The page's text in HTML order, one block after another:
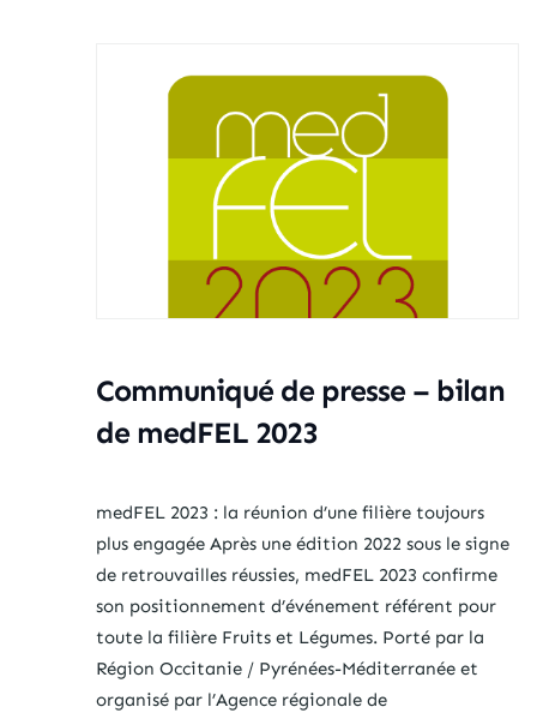
Communiqué de presse – bilan
de medFEL 2023
medFEL 2023 : la réunion d’une filière toujours
plus engagée Après une édition 2022 sous le signe
de retrouvailles réussies, medFEL 2023 confirme
son positionnement d’événement référent pour
toute la filière Fruits et Légumes. Porté par la
Région Occitanie / Pyrénées-Méditerranée et
organisé par l’Agence régionale de